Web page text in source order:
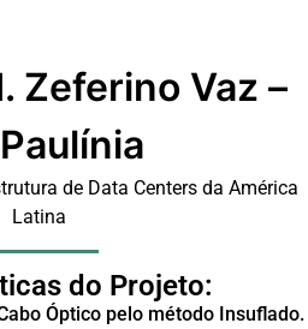
Zeferino Vaz –
de Data Centers da América
Latina
do Projeto:
Óptico pelo método Insuflado.